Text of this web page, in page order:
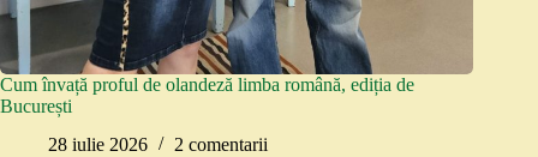
Cum învață proful de olandeză limba română, ediția de
București
28 iulie 2026
2 comentarii